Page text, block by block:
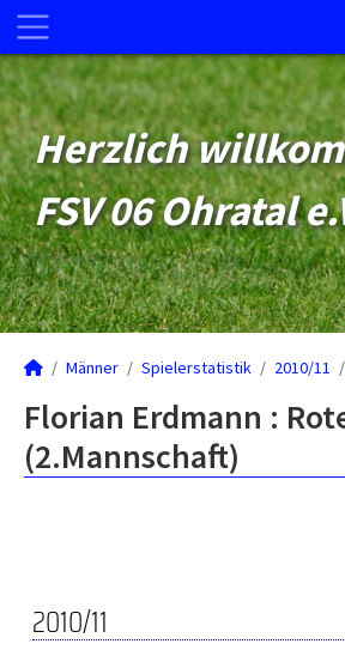
Herzlich
FSV 06 Ohratal
Männer Spielerstatistik 2010/11
Florian Erdmann :
(2.Mannschaft)
2010/11